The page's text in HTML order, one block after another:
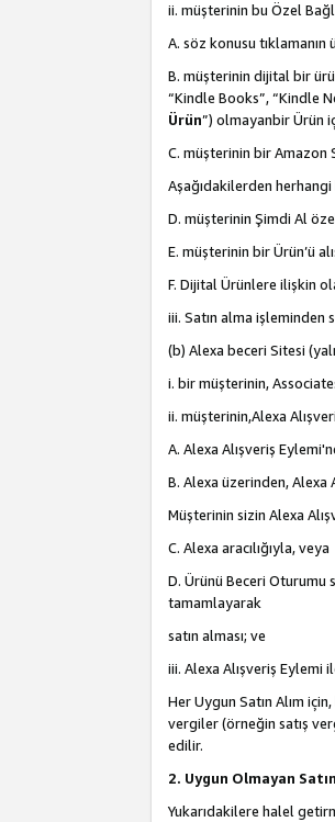
ii. müşterinin bu Özel
A. söz konusu
B. müşterinin dijital bir
“Kindle Books”, “Kindle
Ürün”) olmayanbir Ürün
C. müşterinin bir Amazon
Aşağıdakilerden
D. müşterinin Şimdi Al
E. müşterinin bir Ürün’ü
F. Dijital Ürünlere ilişkin
iii. Satın alma işleminden
(b) Alexa beceri Sitesi
i. bir müşterinin,
ii. müşterinin,Alexa
A. Alexa Alışveriş
B. Alexa üzerinden, Alexa
Müşterinin sizin Alexa
C. Alexa aracılığıyla, veya
D. Ürünü Beceri Oturumu
tamamlayarak
satın alması; ve
iii. Alexa Alışveriş Eylemi
Her Uygun Satın Alım
vergiler (örneğin satış
edilir.
2. Uygun Olmayan
Yukarıdakilere halel